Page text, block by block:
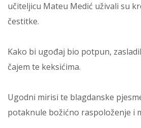
učiteljicu Mateu Medić uživali su
čestitke.
Kako bi ugođaj bio potpun,
čajem te keksićima.
Ugodni mirisi te blagdanske
potaknule božićno raspoloženje i